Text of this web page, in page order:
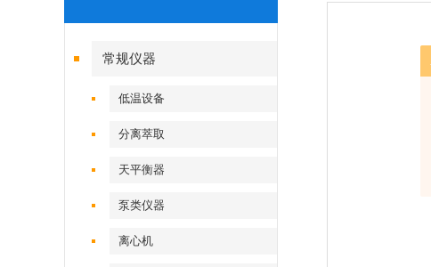
常规仪器
低温设备
分离萃取
天平衡器
泵类仪器
离心机